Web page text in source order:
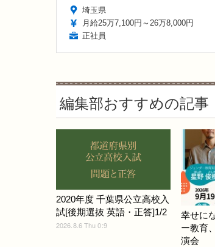
埼玉県
月給25万7,100円～26万8,000円
正社員
編集部おすすめの記事
2020年度 千葉県公立高校入
試[後期選抜 英語・正答]1/2
2026.8.6 Thu 0:9
幸せに
ー教育
演会